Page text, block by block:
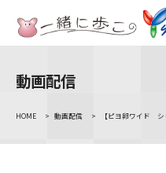
動画配信
HOME > 動画配信 > 【ピヨ卵ワイド シ